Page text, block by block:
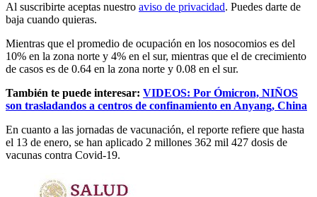
Al suscribirte aceptas nuestro aviso de privacidad. Puedes darte de
baja cuando quieras.
Mientras que el promedio de ocupación en los nosocomios es del
10% en la zona norte y 4% en el sur, mientras que el de crecimiento
de casos es de 0.64 en la zona norte y 0.08 en el sur.
También te puede interesar: VIDEOS: Por Ómicron, NIÑOS
son trasladandos a centros de confinamiento en Anyang, China
En cuanto a las jornadas de vacunación, el reporte refiere que hasta
el 13 de enero, se han aplicado 2 millones 362 mil 427 dosis de
vacunas contra Covid-19.